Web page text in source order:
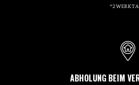
*2
ABHOLUNG BEIM